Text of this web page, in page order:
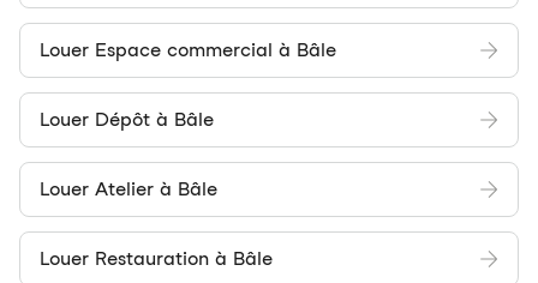
Louer Espace commercial à Bâle
Louer Dépôt à Bâle
Louer Atelier à Bâle
Louer Restauration à Bâle